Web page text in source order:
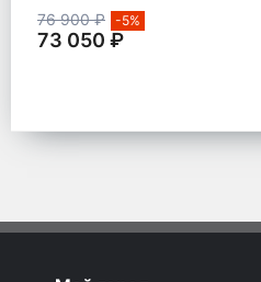
76 900 ₽ -5%
73 050 ₽